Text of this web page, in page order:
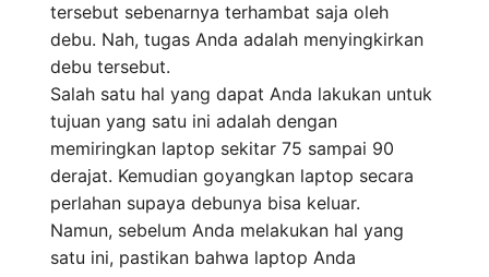
tersebut sebenarnya terhambat saja oleh
debu. Nah, tugas Anda adalah menyingkirkan
debu tersebut.
Salah satu hal yang dapat Anda lakukan untuk
tujuan yang satu ini adalah dengan
memiringkan laptop sekitar 75 sampai 90
derajat. Kemudian goyangkan laptop secara
perlahan supaya debunya bisa keluar.
Namun, sebelum Anda melakukan hal yang
satu ini, pastikan bahwa laptop Anda